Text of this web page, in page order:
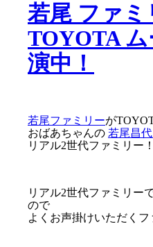
若尾 ファミ
TOYOTA
演中！
若尾ファミリーが
おばあちゃんの 若尾昌
リアル2世代ファミリー！
リアル2世代ファミリー
ので
よくお声掛けいただく